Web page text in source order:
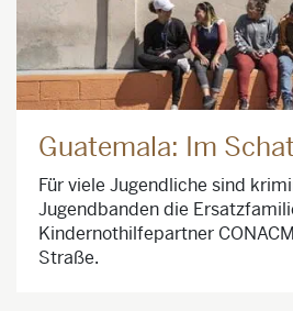
Guatemala: Im
Für viele Jugendliche sind
Jugendbanden die
Kindernothilfepartner
Straße.